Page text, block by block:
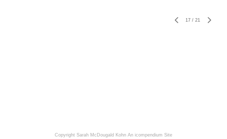
17 / 21
Copyright Sarah McDougald Kohn An icompendium Site